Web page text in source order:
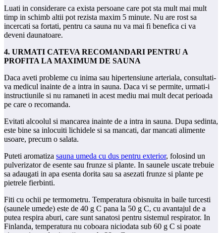
Luati in considerare ca exista persoane care pot sta mult mai mult
timp in schimb altii pot rezista maxim 5 minute. Nu are rost sa
incercati sa fortati, pentru ca sauna nu va mai fi benefica ci va
deveni daunatoare.
4. URMATI CATEVA RECOMANDARI PENTRU A
PROFITA LA MAXIMUM DE SAUNA
Daca aveti probleme cu inima sau hipertensiune arteriala, consultati-
va medicul inainte de a intra in sauna. Daca vi se permite, urmati-i
instructiunile si nu ramaneti in acest mediu mai mult decat perioada
pe care o recomanda.
Evitati alcoolul si mancarea inainte de a intra in sauna. Dupa sedinta,
este bine sa inlocuiti lichidele si sa mancati, dar mancati alimente
usoare, precum o salata.
Puteti aromatiza sauna umeda cu dus pentru exterior, folosind un
pulverizator de esente sau frunze si plante. In saunele uscate trebuie
sa adaugati in apa esenta dorita sau sa asezati frunze si plante pe
pietrele fierbinti.
Fiti cu ochii pe termometru. Temperatura obisnuita in baile turcesti
(saunele umede) este de 40 g C pana la 50 g C, cu avantajul de a
putea respira aburi, care sunt sanatosi pentru sistemul respirator. In
Finlanda, temperatura nu coboara niciodata sub 60 g C si poate